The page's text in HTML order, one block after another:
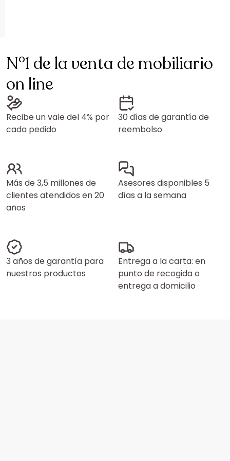
N°1 de la venta de mobiliario
on line
Recibe un vale del 4% por
cada pedido
30 días de garantía de
reembolso
Más de 3,5 millones de
clientes atendidos en 20
años
Asesores disponibles 5
días a la semana
3 años de garantía para
nuestros productos
Entrega a la carta: en
punto de recogida o
entrega a domicilio